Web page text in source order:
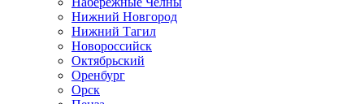
Нижний Новгород
Нижний Тагил
Новороссийск
Октябрьский
Оренбург
Орск